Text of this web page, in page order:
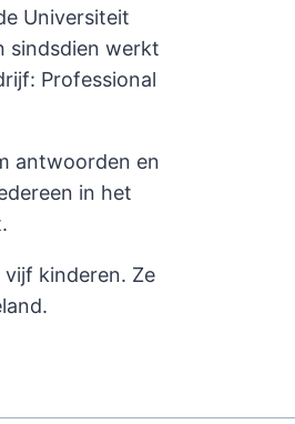
Universiteit
sindsdien werkt
Professional
antwoorden en
in het
kinderen. Ze